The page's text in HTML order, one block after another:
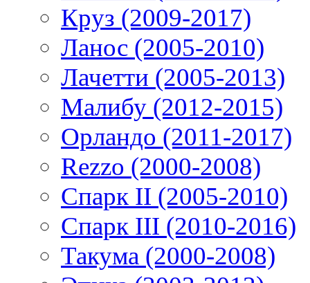
Круз (2009-2017)
Ланос (2005-2010)
Лачетти (2005-2013)
Малибу (2012-2015)
Орландо (2011-2017)
Rezzo (2000-2008)
Спарк II (2005-2010)
Спарк III (2010-2016)
Такума (2000-2008)